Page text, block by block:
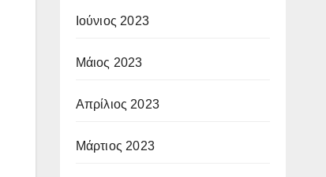
Ιούνιος 2023
Μάιος 2023
Απρίλιος 2023
Μάρτιος 2023